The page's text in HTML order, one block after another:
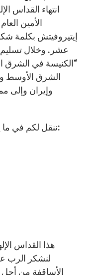
انتهاء القداس
الأمين
إيتيروفيتش بكلمة
عشر. وخلال تسليم
“الكنيسة في الشرق
الشرق الأوسط
وإيران وإلى
ننقل لكم في ما يلي تعريب النص الكامل لكلمة البابا:
هذا القداس
لنشكر الرب
الأساقفة من أجل